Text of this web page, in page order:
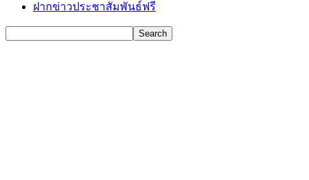
ฝากข่าวประชาสัมพันธ์ฟรี